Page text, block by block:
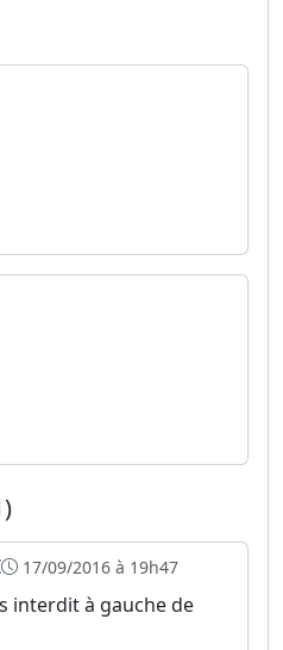
17/09/2016 à 19h47
interdit à gauche de